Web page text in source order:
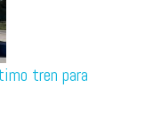
tren para